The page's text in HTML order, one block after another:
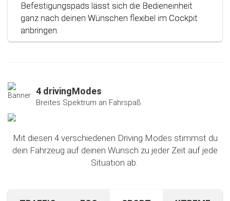
Befestigungspads lässt sich die Bedieneinheit
ganz nach deinen Wünschen flexibel im Cockpit
anbringen.
4 drivingModes
Breites Spektrum an Fahrspaß
Mit diesen 4 verschiedenen Driving Modes stimmst du
dein Fahrzeug auf deinen Wunsch zu jeder Zeit auf jede
Situation ab.